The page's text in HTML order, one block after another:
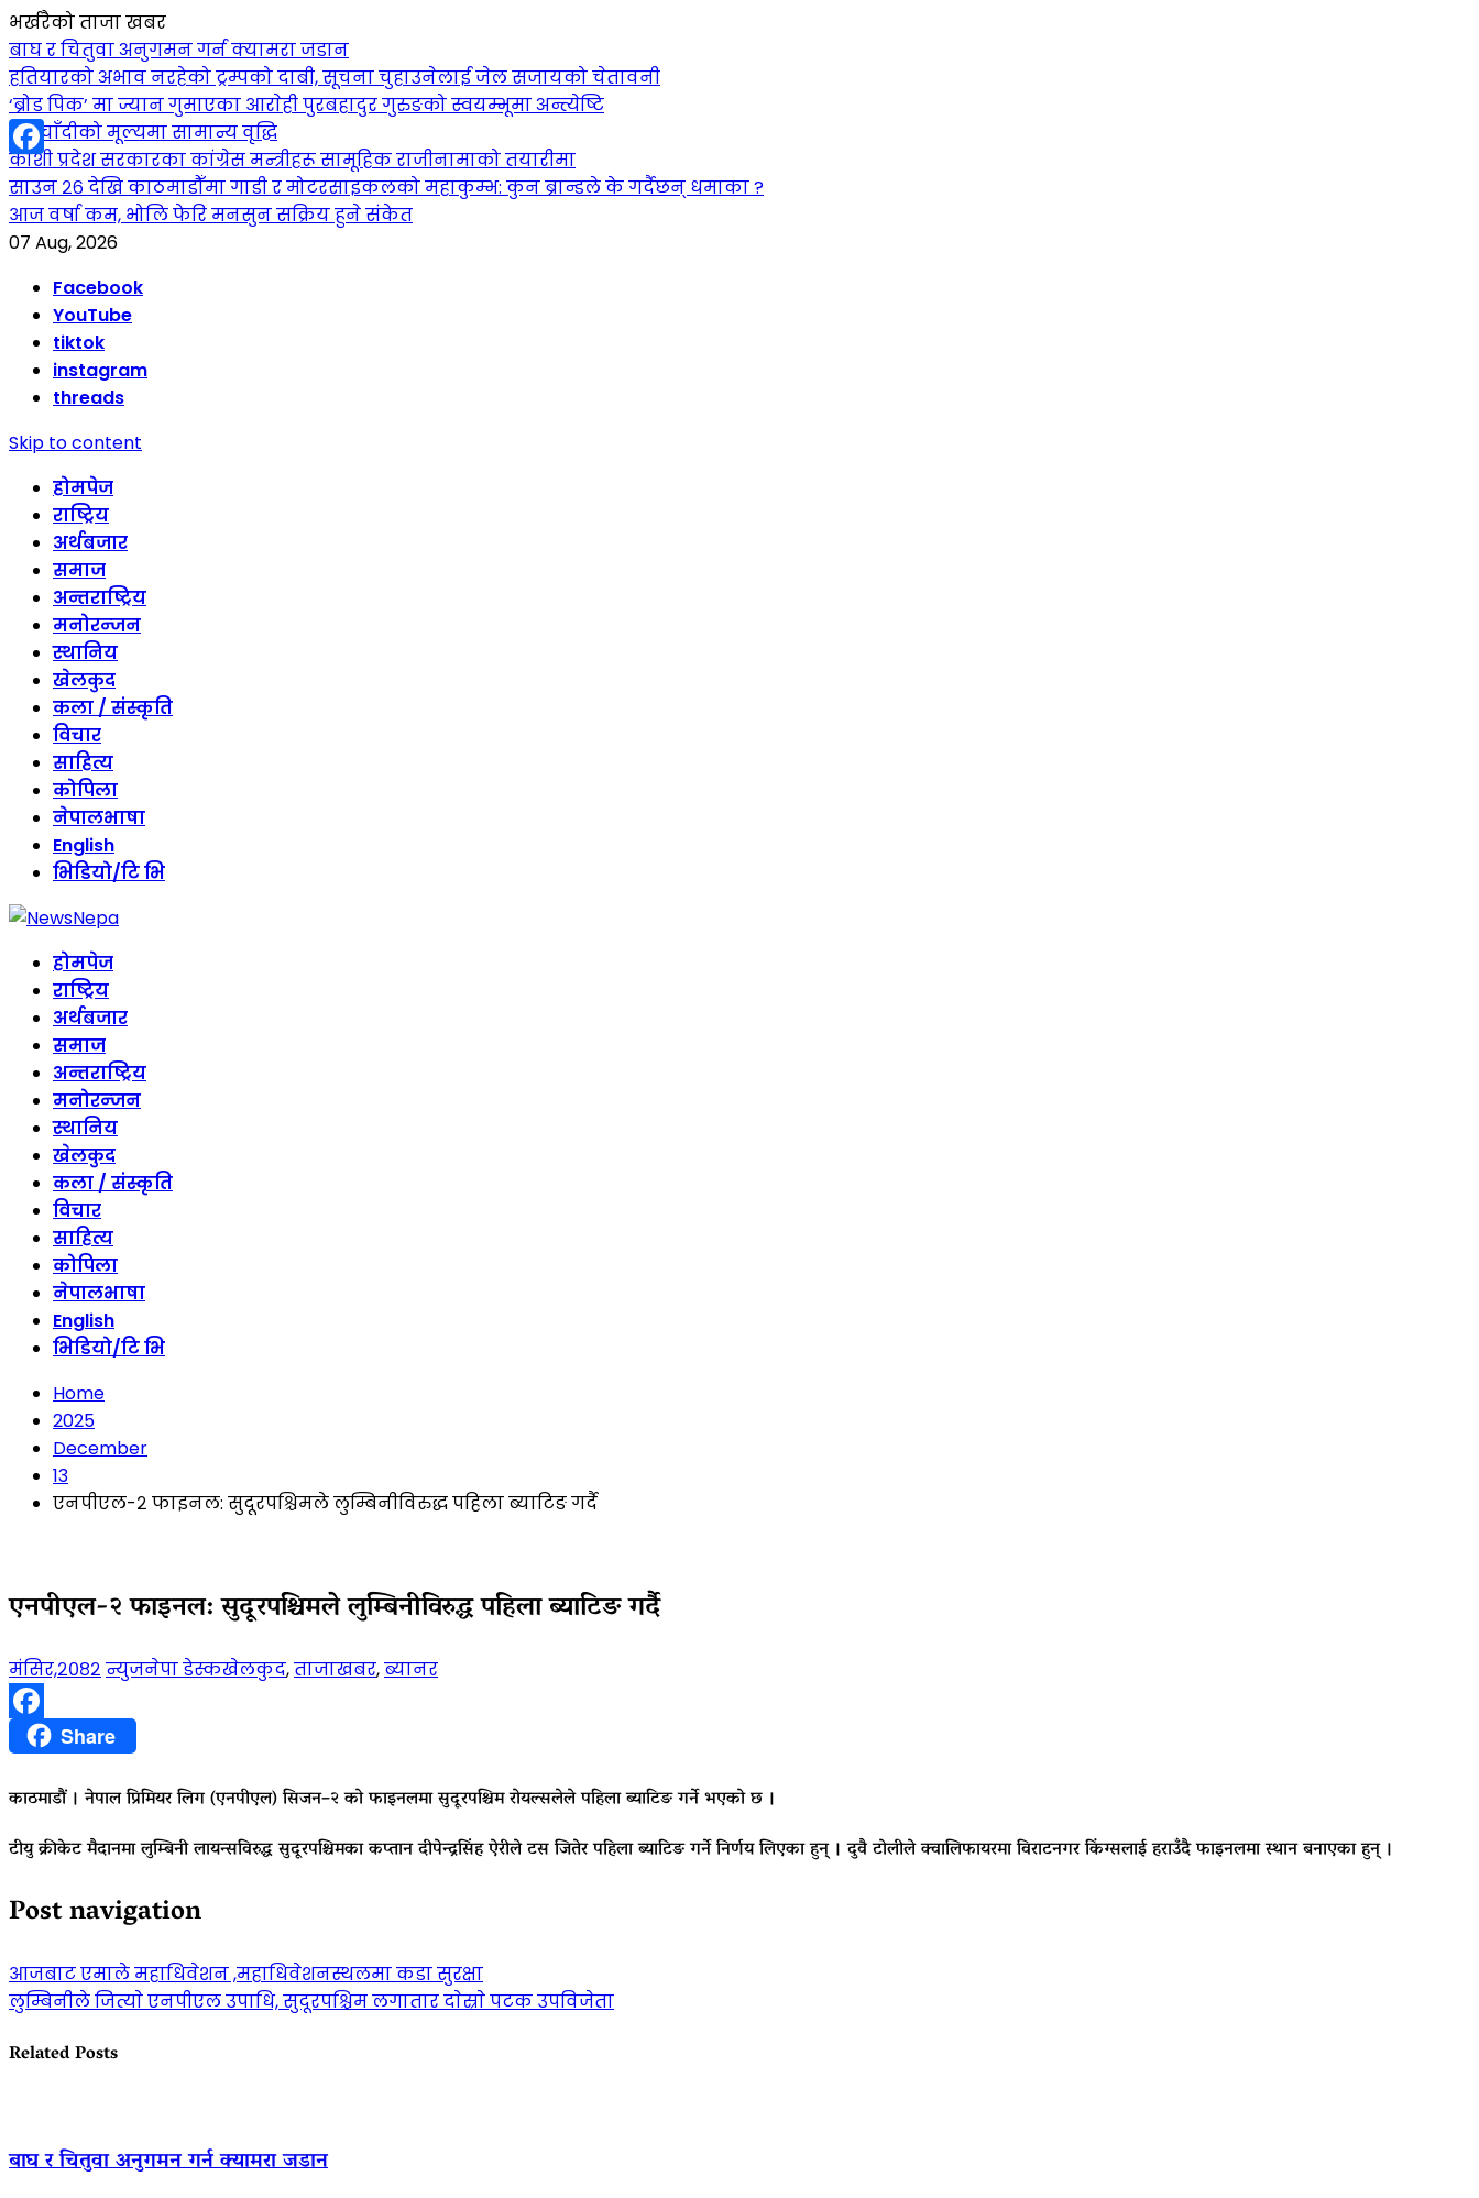
भर्खरैको ताजा खबर
बाघ र चितुवा अनुगमन गर्न क्यामरा जडान
हतियारको अभाव नरहेको ट्रम्पको दाबी, सूचना चुहाउनेलाई जेल सजायको चेतावनी
‘ब्रोड पिक’ मा ज्यान गुमाएका आराेही पुरबहादुर गुरुङको स्वयम्भूमा अन्त्येष्टि
सुनचाँदीको मूल्यमा सामान्य वृद्धि
कोशी प्रदेश सरकारका कांग्रेस मन्त्रीहरू सामूहिक राजीनामाको तयारीमा
साउन २६ देखि काठमाडौँमा गाडी र मोटरसाइकलको महाकुम्भ: कुन ब्रान्डले के गर्दैछन् धमाका ?
आज वर्षा कम, भोलि फेरि मनसुन सक्रिय हुने संकेत
07 Aug, 2026
Facebook
YouTube
tiktok
instagram
threads
Skip to content
होमपेज
राष्ट्रिय
अर्थबजार
समाज
अन्तराष्ट्रिय
मनोरन्जन
स्थानिय
खेलकुद
कला / संस्कृति
विचार
साहित्य
कोपिला
नेपालभाषा
English
भिडियो/टि भि
होमपेज
राष्ट्रिय
अर्थबजार
समाज
अन्तराष्ट्रिय
मनोरन्जन
स्थानिय
खेलकुद
कला / संस्कृति
विचार
साहित्य
कोपिला
नेपालभाषा
English
भिडियो/टि भि
Home
2025
December
13
एनपीएल-२ फाइनल: सुदूरपश्चिमले लुम्बिनीविरुद्ध पहिला ब्याटिङ गर्दै
एनपीएल-२ फाइनल: सुदूरपश्चिमले लुम्बिनीविरुद्ध पहिला ब्याटिङ गर्दै
मंसिर,२०८२ न्युजनेपा डेस्कखेलकुद,ताजाखबर,ब्यानर
FacebookShare
काठमाडौं । नेपाल प्रिमियर लिग (एनपीएल) सिजन–२ को फाइनलमा सुदूरपश्चिम रोयल्सलेले पहिला ब्याटिङ गर्ने भएको छ ।
टीयु क्रीकेट मैदानमा लुम्बिनी लायन्सविरुद्ध सुदूरपश्चिमका कप्तान दीपेन्द्रसिंह ऐरीले टस जितेर पहिला ब्याटिङ गर्ने निर्णय लिएका हुन् । दुवै टोलीले क्वालिफायरमा विराटनगर किंग्सलाई हराउँदै फाइनलमा स्थान बनाएका हुन् ।
Post navigation
आजबाट एमाले महाधिवेशन ,महाधिवेशनस्थलमा कडा सुरक्षा
लुम्बिनीले जित्याे एनपीएल उपाधि, सुदूरपश्चिम लगातार दाेस्राे पटक उपविजेता
Related Posts
बाघ र चितुवा अनुगमन गर्न क्यामरा जडान
Facebook